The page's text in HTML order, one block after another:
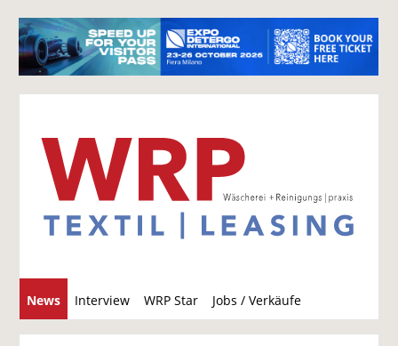
News Interview WRP Star Jobs / Verkäufe
u
c